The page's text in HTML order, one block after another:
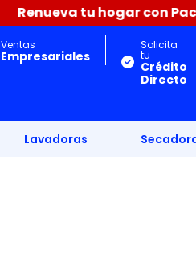
Renueva tu hogar con
Ventas
Empresariales
Solicita
tu
Crédito
Directo
Lavadoras